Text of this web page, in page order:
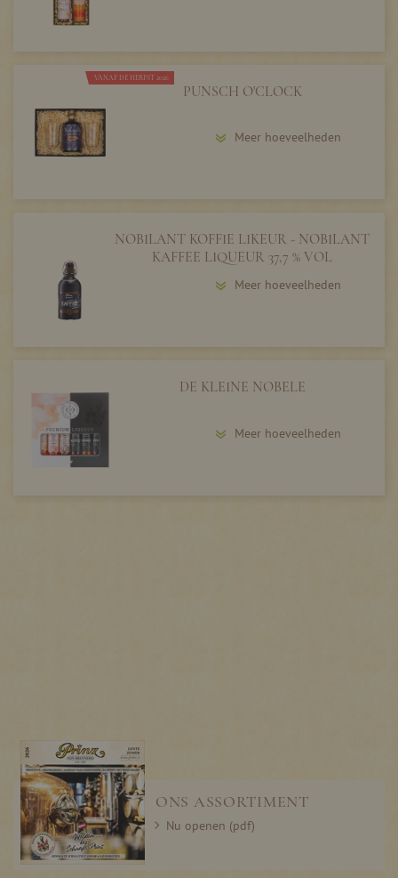
VANAF DE HERFST 2026
PUNSCH O'CLOCK
Meer hoeveelheden
NOBILANT KOFFIE LIKEUR - NOBILANT
KAFFEE LIQUEUR 37,7 % VOL
Meer hoeveelheden
DE KLEINE NOBELE
Meer hoeveelheden
ONS ASSORTIMENT
Nu openen (pdf)